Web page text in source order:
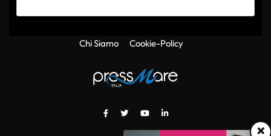
×
Chi Siamo Cookie-Policy